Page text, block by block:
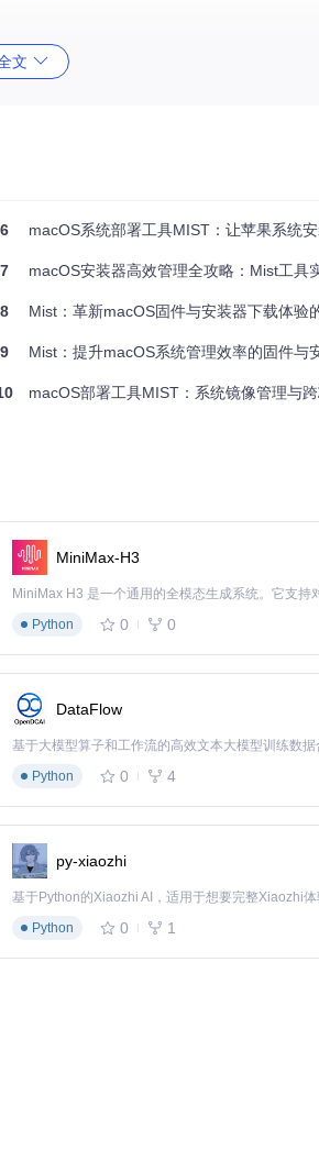
取原始安装文件，还能一键转换为ISO、
以快速生成标准化的安装镜像，确保所有设
系统设置中启用全盘访问权限，这一步骤确
服务器通信，获取官方目录信息。这种直接
整性，确保即使网络中断也能从中断处继续
占用大量磁盘空间。通过"设置-安装器缓存"
文
6 macOS系统部署工具MIST：让苹果系统
7 macOS安装器高效管理全攻略：Mist工具
8 Mist：革新macOS固件与安装器下载体验
9 Mist：提升macOS系统管理效率的固件与
macOS部署工具MIST：系统镜像管理与
MiniMax-H3
Python
0 0
DataFlow
基于大模型算子和工作流的高效文本大模型训练数据
Python
0 4
py-xiaozhi
Python
0 1